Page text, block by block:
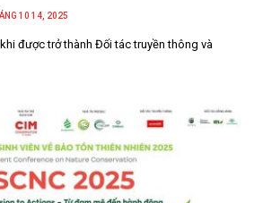
10 14, 2025
được trở thành Đối tác truyền thông và